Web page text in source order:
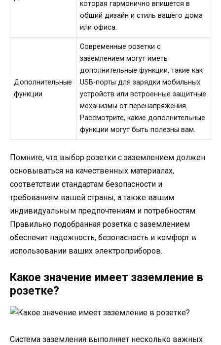
которая гармонично впишется в
общий дизайн и стиль вашего дома
или офиса.
Дополнительные
функции
Современные розетки с
заземлением могут иметь
дополнительные функции, такие как
USB-порты для зарядки мобильных
устройств или встроенные защитные
механизмы от перенапряжения.
Рассмотрите, какие дополнительные
функции могут быть полезны вам.
Помните, что выбор розетки с заземлением должен
основываться на качественных материалах,
соответствии стандартам безопасности и
требованиям вашей страны, а также вашим
индивидуальным предпочтениям и потребностям.
Правильно подобранная розетка с заземлением
обеспечит надежность, безопасность и комфорт в
использовании ваших электроприборов.
Какое значение имеет заземление в
розетке?
Система заземления выполняет несколько важных